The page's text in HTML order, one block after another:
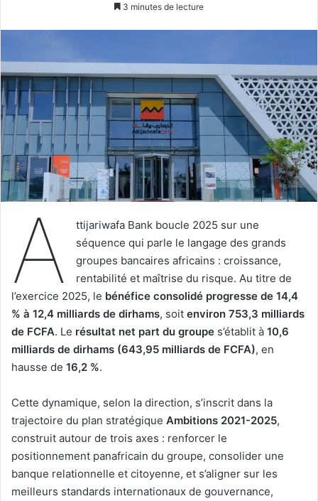
3 minutes de lecture
A
ttijariwafa Bank boucle 2025 sur une
séquence qui parle le langage des grands
groupes bancaires africains : croissance,
rentabilité et maîtrise du risque. Au titre de
l’exercice 2025, le bénéfice consolidé progresse de 14,4
% à 12,4 milliards de dirhams, soit environ 753,3 milliards
de FCFA. Le résultat net part du groupe s’établit à 10,6
milliards de dirhams (643,95 milliards de FCFA), en
hausse de 16,2 %.
Cette dynamique, selon la direction, s’inscrit dans la
trajectoire du plan stratégique Ambitions 2021-2025,
construit autour de trois axes : renforcer le
positionnement panafricain du groupe, consolider une
banque relationnelle et citoyenne, et s’aligner sur les
meilleurs standards internationaux de gouvernance,